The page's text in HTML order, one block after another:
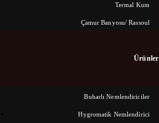
Termal Kum
Çamur Banyosu/ Rassoul
Ürünler
Buharlı Nemlendiriciler
Hygromatik Nemlendirici